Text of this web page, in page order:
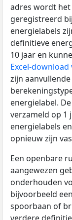
adres wordt het
geregistreerd
energielabels
definitieve
10 jaar en
Excel-
zijn
energielabel.
verzameld op 1
energielabels
opnieuw zijn
Een openbare
aangewezen
onderhouden
bijvoorbeeld
spoorbaan of